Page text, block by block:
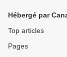
Hébergé par
Top articles
Pages